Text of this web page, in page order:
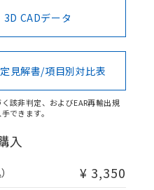
3D CADデータ
見解書/項目別対比表
該非判定、およびEAR再輸出規
できます。
入
¥ 3,350